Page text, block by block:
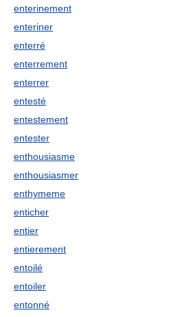
enterinement
enteriner
enterré
enterrement
enterrer
entesté
entestement
entester
enthousiasme
enthousiasmer
enthymeme
enticher
entier
entierement
entoilé
entoiler
entonné